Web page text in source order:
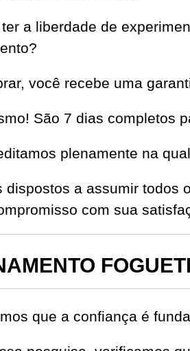
a liberdade de
você recebe uma
São 7 dias completos
plenamente na
dispostos a assumir todos
com sua
que a confiança é